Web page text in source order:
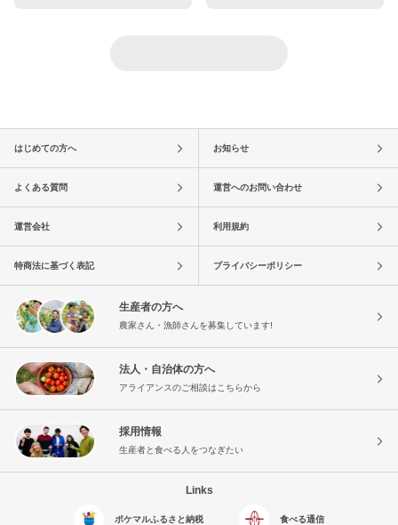
はじめての方へ お知らせ
よくある質問 運営へのお問い合わせ
運営会社 利用規約
特商法に基づく表記 プライバシーポリシー
生産者の方へ
農家さん・漁師さんを募集しています!
法人・自治体の方へ
アライアンスのご相談はこちらから
採用情報
生産者と食べる人をつなぎたい
Links
ポケマルふるさと納税 食べる通信